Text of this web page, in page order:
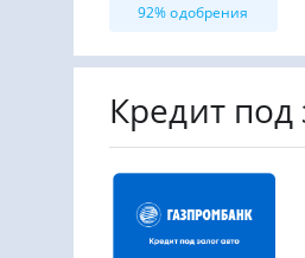
92% одобрения
Кредит под